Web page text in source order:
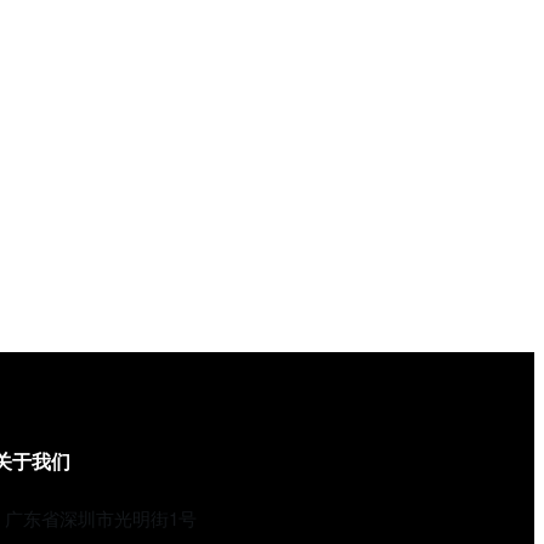
于我们
广东省深圳市光明街1号